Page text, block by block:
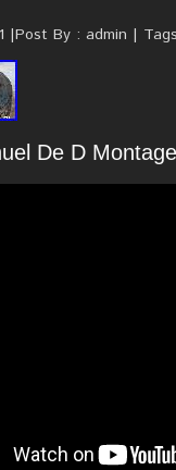
Post By : admin
De D